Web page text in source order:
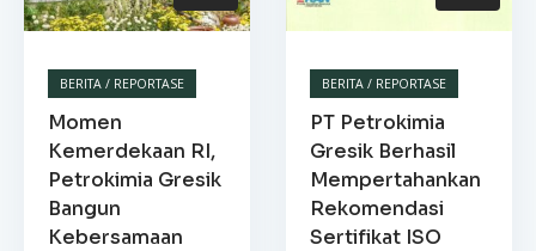
BERITA / REPORTASE
Momen
Kemerdekaan RI,
Petrokimia Gresik
Bangun
Kebersamaan
BERITA / REPORTASE
PT Petrokimia
Gresik Berhasil
Mempertahankan
Rekomendasi
Sertifikat ISO